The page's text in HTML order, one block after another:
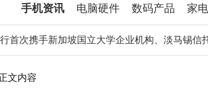
手机资讯 电脑硬件 数码产品 家
次携手新加坡国立大学企业机构、淡马锡信托
文内容